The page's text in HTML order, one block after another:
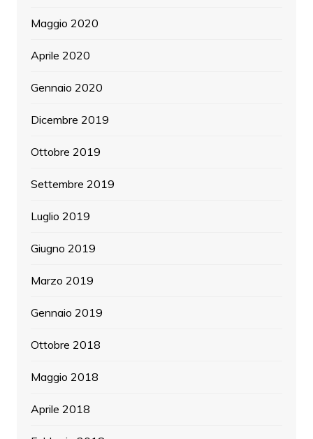
Maggio 2020
Aprile 2020
Gennaio 2020
Dicembre 2019
Ottobre 2019
Settembre 2019
Luglio 2019
Giugno 2019
Marzo 2019
Gennaio 2019
Ottobre 2018
Maggio 2018
Aprile 2018